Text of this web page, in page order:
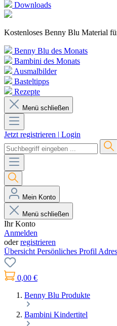
Downloads
Kostenloses Benny Blu Material
Benny Blu des Monats
Bambini des Monats
Ausmalbilder
Basteltipps
Rezepte
Menü schließen
Jetzt registrieren | Login
Mein Konto
Menü schließen
Ihr Konto
Anmelden
oderregistrieren
Übersicht Persönliches Profil
0,00 €
Benny Blu Produkte
Bambini Kindertitel